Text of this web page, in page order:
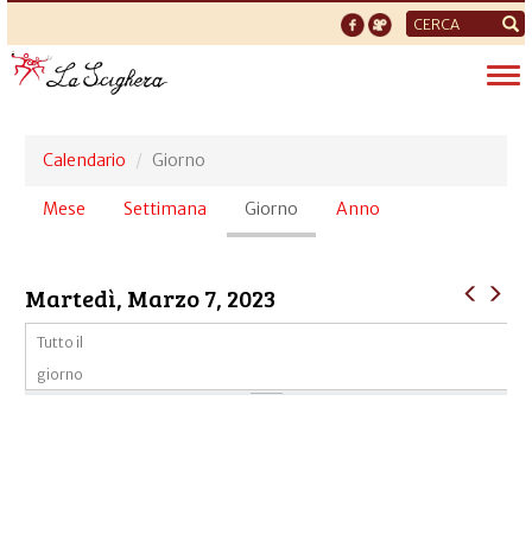
Form
di
ricerca
Calendario Giorno
Schede
Mese Settimana Giorno (scheda
attiva)
Anno
Martedì, Marzo 7, 2023
Tutto il
giorno